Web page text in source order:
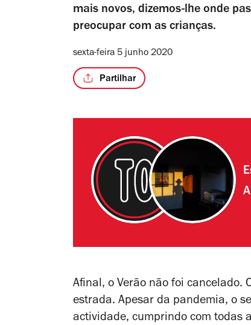
mais novos, dizemos-lhe onde
preocupar com as crianças.
sexta-feira 5 junho 2020
Partilhar
Afinal, o Verão não foi cancelado.
estrada. Apesar da pandemia, o
actividade, cumprindo com todas